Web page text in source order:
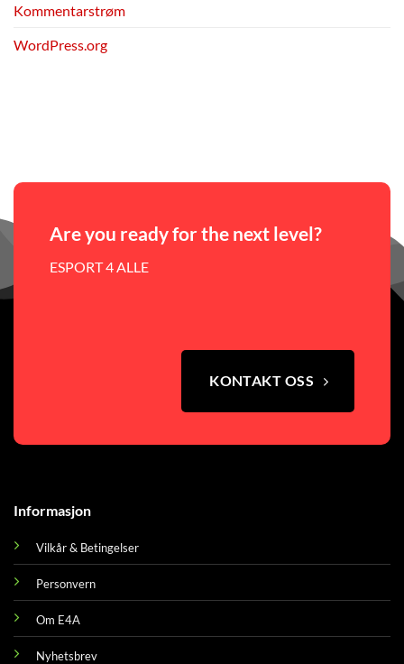
Kommentarstrøm
WordPress.org
Are you ready for the next level?
ESPORT 4 ALLE
KONTAKT OSS
Informasjon
Vilkår & Betingelser
Personvern
Om E4A
Nyhetsbrev